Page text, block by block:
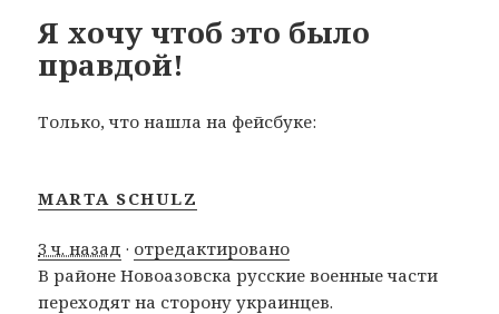
Я хочу чтоб это было
правдой!
Только, что нашла на фейсбуке:
MARTA SCHULZ
3 ч. назад · отредактировано
В районе Новоазовска русские военные части
переходят на сторону украинцев.